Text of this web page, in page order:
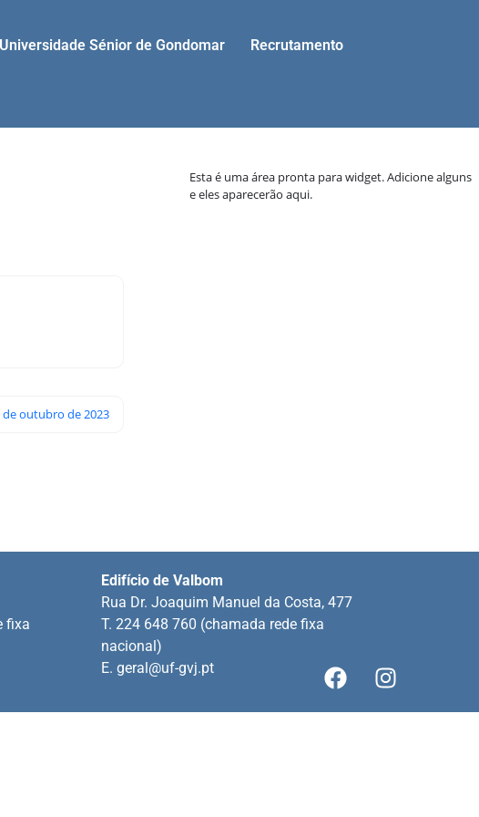
Universidade Sénior de Gondomar Recrutamento
de outubro de 2023
Esta é uma área pronta para widget. Adicione alguns
e eles aparecerão aqui.
fixa
Edifício de Valbom
Rua Dr. Joaquim Manuel da Costa, 477
T. 224 648 760 (chamada rede fixa
nacional)
E.geral@uf-gvj.pt